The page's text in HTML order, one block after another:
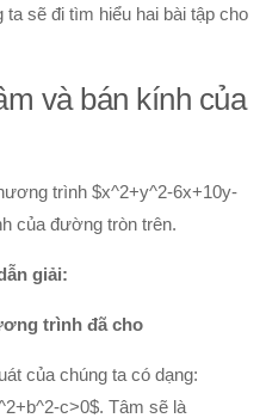
phẳng
sẽ đi tìm hiểu hai bài tập cho
và bán kính của
trình $x^2+y^2-6x+10y-
của đường tròn trên.
giải:
trình đã cho
của chúng ta có dạng:
c>0$. Tâm sẽ là